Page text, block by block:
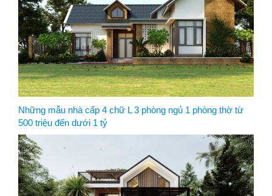
Những mẫu nhà cấp 4 chữ L 3 phòng ngủ 1 phòng thờ từ
500 triệu đến dưới 1 tỷ